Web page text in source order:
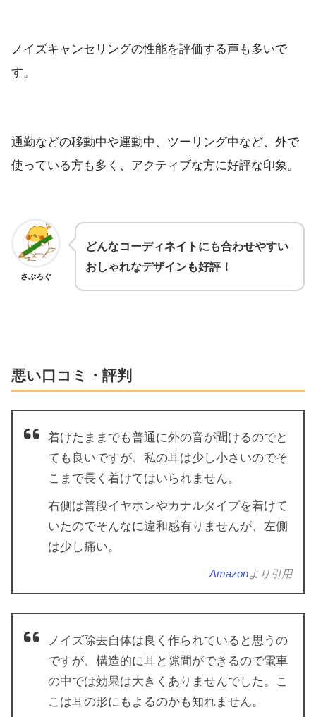
ノイズキャンセリングの性能を評価する声も多いで
す。
通勤などの移動中や運動中、ツーリング中など、外で
使っている方も多く、アクティブな方に好評な印象。
さぶろぐ
どんなコーディネイトにも合わせやすい
おしゃれなデザインも好評！
悪い口コミ・評判
着けたままでも普通に外の音が聞けるのでと
ても良いですが、私の耳は少し小さいのでそ
こまで長く着けてはいられません。
右側は普段イヤホンやカナルタイプを着けて
いたのでそんなに違和感有りませんが、左側
は少し痛い。
Amazonより引用
ノイズ除去自体は良く作られていると思うの
ですが、構造的に耳と隙間ができるので電車
の中では効果は大きくありませんでした。こ
こは耳の形にもよるのかも知れません。